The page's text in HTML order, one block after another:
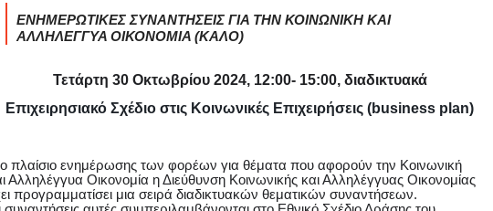
ΕΝΗΜΕΡΩΤΙΚΕΣ ΣΥΝΑΝΤΗΣΕΙΣ ΓΙΑ ΤΗΝ ΚΟΙΝΩΝΙΚΗ ΚΑΙ
ΑΛΛΗΛΕΓΓΥΑ ΟΙΚΟΝΟΜΙΑ (ΚΑΛΟ)
Τετάρτη 30 Οκτωβρίου 2024, 12:00- 15:00, διαδικτυακά
Επιχειρησιακό Σχέδιο στις Κοινωνικές Επιχειρήσεις (business plan)
πλαίσιο ενημέρωσης των φορέων για θέματα που αφορούν την Κοινωνική
Αλληλέγγυα Οικονομία η Διεύθυνση Κοινωνικής και Αλληλέγγυας Οικονομίας
προγραμματίσει μια σειρά διαδικτυακών θεματικών συναντήσεων.